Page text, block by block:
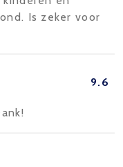
Is zeker voor
9.6